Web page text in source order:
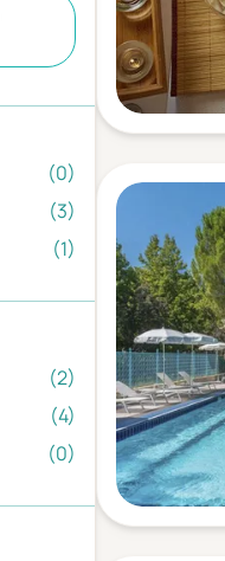
(0)
(3)
(1)
(2)
(4)
(0)